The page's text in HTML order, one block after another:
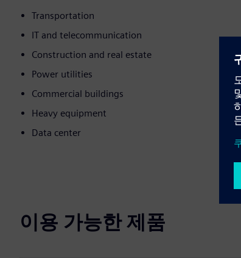
Transportation
IT and telecommunication
Construction and real estate
Power utilities
Commercial buildings
Heavy equipment
Data center
이용 가능한 제품